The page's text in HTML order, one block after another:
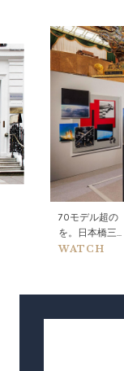
70モデル超の
を。日本橋三...
WATCH